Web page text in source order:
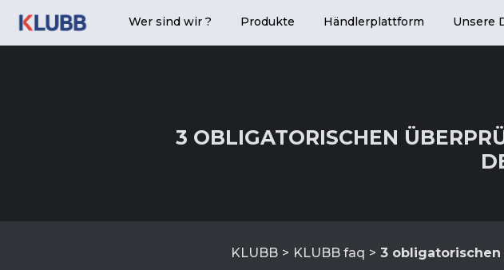
Wer sind wir ? Produkte Händlerplattform Unsere
3 OBLIGATORISCHEN
KLUBB KLUBB faq 3